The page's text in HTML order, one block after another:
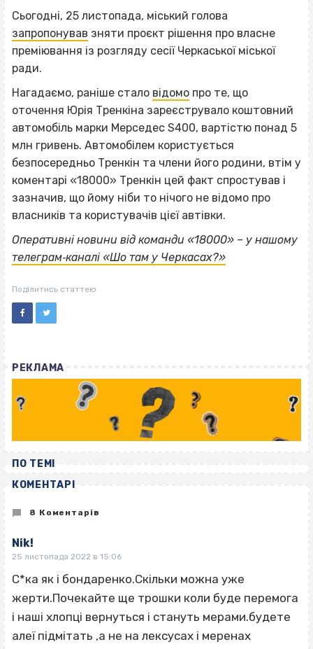
Сьогодні, 25 листопада, міський голова
запропонував зняти проєкт рішення про власне
преміювання із розгляду сесії Черкаської міської
ради.
Нагадаємо, раніше стало відомо про те, що
оточення Юрія Тренкіна зареєструвало коштовний
автомобіль марки Мерседес S400, вартістю понад 5
млн гривень. Автомобілем користується
безпосередньо Тренкін та члени його родини, втім у
коментарі «18000» Тренкін цей факт спростував і
зазначив, що йому ніби то нічого не відомо про
власників та користувачів цієї автівки.
Оперативні новини від команди «18000» – у нашому
телеграм‐каналі «Шо там у Черкасах?»
Поділитись статтею
РЕКЛАМА
ПО ТЕМІ
КОМЕНТАРІ
8 Коментарів
Nik!
25 листопада 2022 в 15:06
С*ка як і бондаренко.Скільки можна уже
жерти.Почекайте ще трошки коли буде перемога
і наші хлопці вернуться і стануть мерами.будете
алеї підмітать ‚а не на лексусах і меренах